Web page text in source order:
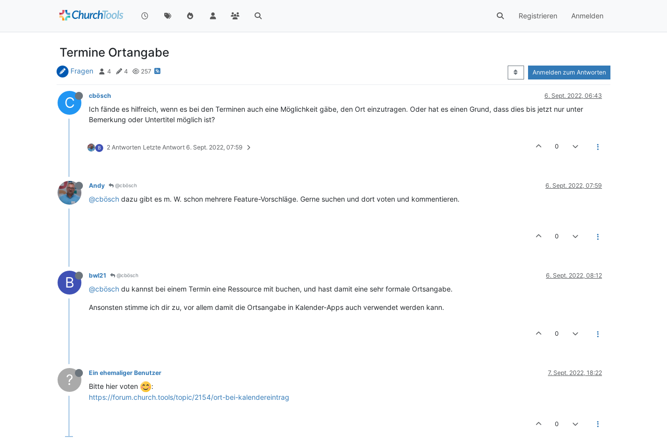
Registrieren Anmelden
Termine Ortangabe
Fragen 4 4 257 Anmelden zum Antworten
C cbösch 6. Sept. 2022, 06:43
Ich fände es hilfreich, wenn es bei den Terminen auch eine Möglichkeit gäbe, den Ort einzutragen. Oder hat es einen Grund, dass dies bis jetzt nur unter
Bemerkung oder Untertitel möglich ist?
B 2 Antworten Letzte Antwort 6. Sept. 2022, 07:59 0
Andy @cbösch 6. Sept. 2022, 07:59
@cbösch dazu gibt es m. W. schon mehrere Feature-Vorschläge. Gerne suchen und dort voten und kommentieren.
0
B bwl21 @cbösch 6. Sept. 2022, 08:12
@cbösch du kannst bei einem Termin eine Ressource mit buchen, und hast damit eine sehr formale Ortsangabe.
Ansonsten stimme ich dir zu, vor allem damit die Ortsangabe in Kalender-Apps auch verwendet werden kann.
0
? Ein ehemaliger Benutzer 7. Sept. 2022, 18:22
Bitte hier voten
:
https://forum.church.tools/topic/2154/ort-bei-kalendereintrag
0